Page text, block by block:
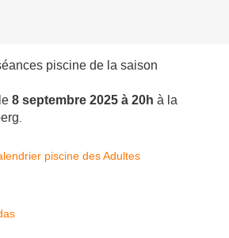
piscine de la saison
8 septembre 2025 à 20h à la